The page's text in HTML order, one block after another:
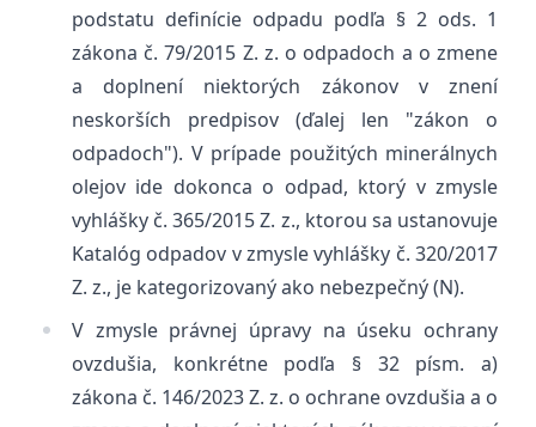
podstatu definície odpadu podľa § 2 ods. 1
zákona č. 79/2015 Z. z. o odpadoch a o zmene
a doplnení niektorých zákonov v znení
neskorších predpisov (ďalej len "zákon o
odpadoch"). V prípade použitých minerálnych
olejov ide dokonca o odpad, ktorý v zmysle
vyhlášky č. 365/2015 Z. z., ktorou sa ustanovuje
Katalóg odpadov v zmysle vyhlášky č. 320/2017
Z. z., je kategorizovaný ako nebezpečný (N).
V zmysle právnej úpravy na úseku ochrany
ovzdušia, konkrétne podľa § 32 písm. a)
zákona č. 146/2023 Z. z. o ochrane ovzdušia a o